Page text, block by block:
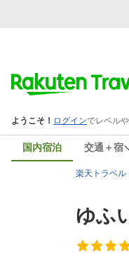
国内宿泊 交通＋宿
楽天トラベル
ゆふ